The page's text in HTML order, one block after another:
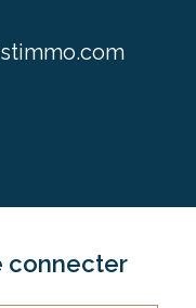
connecter